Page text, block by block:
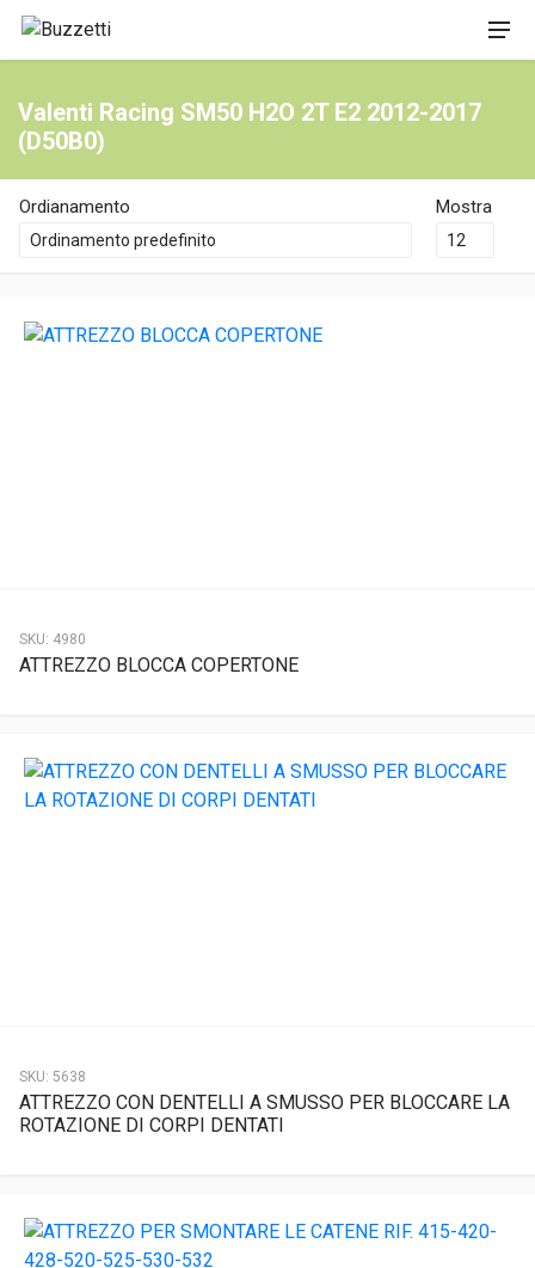
Valenti Racing SM50 H2O 2T E2 2012-2017
(D50B0)
Ordianamento Mostra
SKU: 4980
ATTREZZO BLOCCA COPERTONE
SKU: 5638
ATTREZZO CON DENTELLI A SMUSSO PER BLOCCARE LA
ROTAZIONE DI CORPI DENTATI